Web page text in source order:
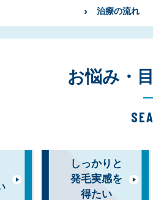
治療の流れ
お悩み・
しっかりと
発毛実感を
得たい